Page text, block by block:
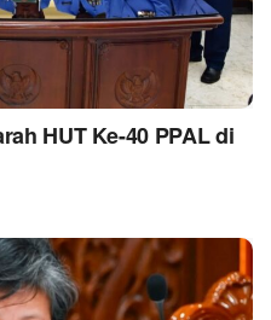
HUT Ke-40 PPAL di